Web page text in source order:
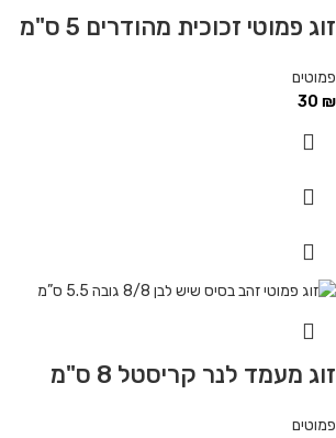
זוג פמוטי זכוכית מהודרים 5 ס"מ
פמוטים
30 ₪
זוג מעמד לנר קריסטל 8 ס"מ
פמוטים